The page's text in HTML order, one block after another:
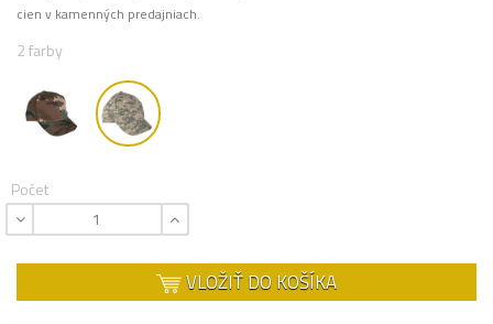
cien v kamenných predajniach.
2 farby
Počet
VLOŽIŤ DO KOŠÍKA